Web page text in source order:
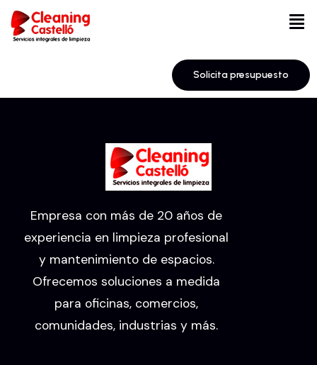
Solicita presupuesto
Empresa con más de 20 años de
experiencia en limpieza profesional
y mantenimiento de espacios.
Ofrecemos soluciones a medida
para oficinas, comercios,
comunidades, industrias y más.